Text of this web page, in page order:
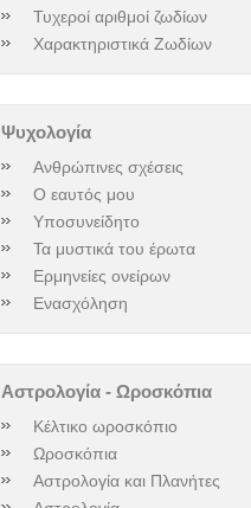
Τυχεροί αριθμοί ζωδίων
Χαρακτηριστικά Ζωδίων
Ψυχολογία
Ανθρώπινες σχέσεις
Ο εαυτός μου
Υποσυνείδητο
Τα μυστικά του έρωτα
Ερμηνείες ονείρων
Ενασχόληση
Αστρολογία - Ωροσκόπια
Κέλτικο ωροσκόπιο
Ωροσκόπια
Αστρολογία και Πλανήτες